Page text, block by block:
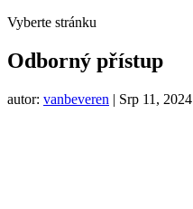
Vyberte stránku
Odborný přístup
autor: vanbeveren | Srp 11, 2024